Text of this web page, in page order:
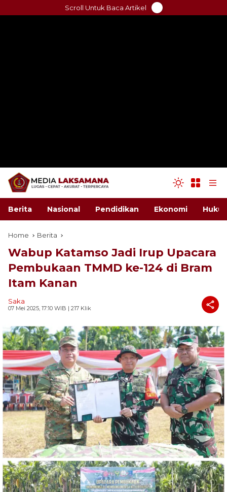
to
Scroll Untuk Baca Artikel
Berita Nasional Pendidikan Ekonomi
Home Berita
Wabup Katamso Jadi Irup Upacara
Pembukaan TMMD ke-124 di Bram
Itam Kanan
Saka
07 Mei 2025, 17:10 WIB | 217 Klik